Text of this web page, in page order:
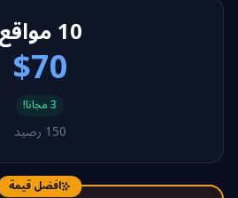
10 مواقع
$70
3 مجانا!
150 رصيد
افضل قيمة